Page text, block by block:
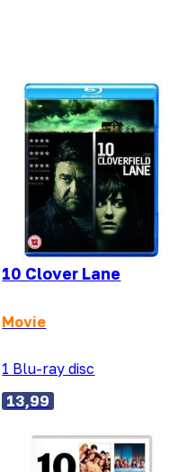
10 Clover Lane
Movie
1 Blu-ray disc
13,99